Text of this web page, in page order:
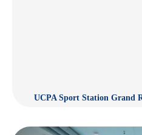
UCPA Sport Station Grand